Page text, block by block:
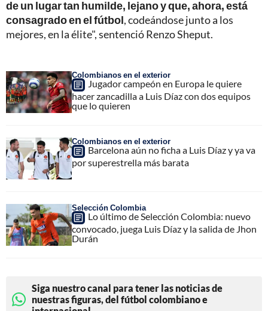
de un lugar tan humilde, lejano y que, ahora, está
consagrado en el fútbol, codeándose junto a los
mejores, en la élite", sentenció Renzo Sheput.
Colombianos en el exterior
Jugador campeón en Europa le quiere
hacer zancadilla a Luis Díaz con dos equipos
que lo quieren
Colombianos en el exterior
Barcelona aún no ficha a Luis Díaz y ya va
por superestrella más barata
Selección Colombia
Lo último de Selección Colombia: nuevo
convocado, juega Luis Díaz y la salida de Jhon
Durán
Siga nuestro canal para tener las noticias de
nuestras figuras, del fútbol colombiano e